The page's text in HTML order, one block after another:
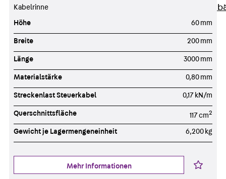
Mitgliedschaften &
Zurück Aktuelles
Zurück Kontakt
Technische Beratung
Newsletter
Presse
Karriere
Kabelrinne
Höhe 60 mm
Breite 200 mm
Länge 3000 mm
Materialstärke 0,80 mm
Streckenlast Steuerkabel 0,17 kN/m
Querschnittsfläche 117 cm2
Gewicht je Lagermengeneinheit 6,200 kg
Mehr Informationen